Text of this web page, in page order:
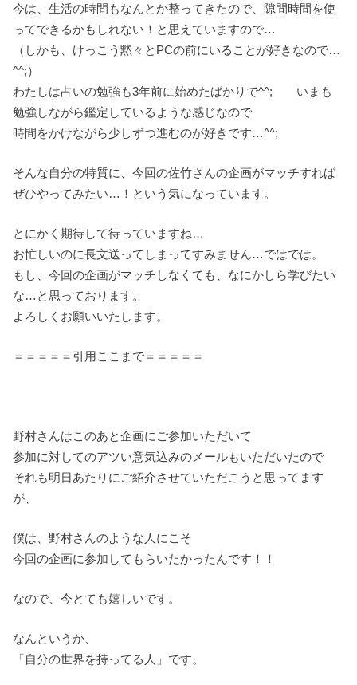
今は、生活の時間もなんとか整ってきたので、隙間時間を使
ってできるかもしれない！と思えていますので…
（しかも、けっこう黙々とPCの前にいることが好きなので…
^^;）
わたしは占いの勉強も3年前に始めたばかりで^^; いまも
勉強しながら鑑定しているような感じなので
時間をかけながら少しずつ進むのが好きです…^^;
そんな自分の特質に、今回の佐竹さんの企画がマッチすれば
ぜひやってみたい…！という気になっています。
とにかく期待して待っていますね…
お忙しいのに長文送ってしまってすみません…ではでは。
もし、今回の企画がマッチしなくても、なにかしら学びたい
な…と思っております。
よろしくお願いいたします。
＝＝＝＝＝引用ここまで＝＝＝＝＝
野村さんはこのあと企画にご参加いただいて
参加に対してのアツい意気込みのメールもいただいたので
それも明日あたりにご紹介させていただこうと思ってます
が、
僕は、野村さんのような人にこそ
今回の企画に参加してもらいたかったんです！！
なので、今とても嬉しいです。
なんというか、
「自分の世界を持ってる人」です。